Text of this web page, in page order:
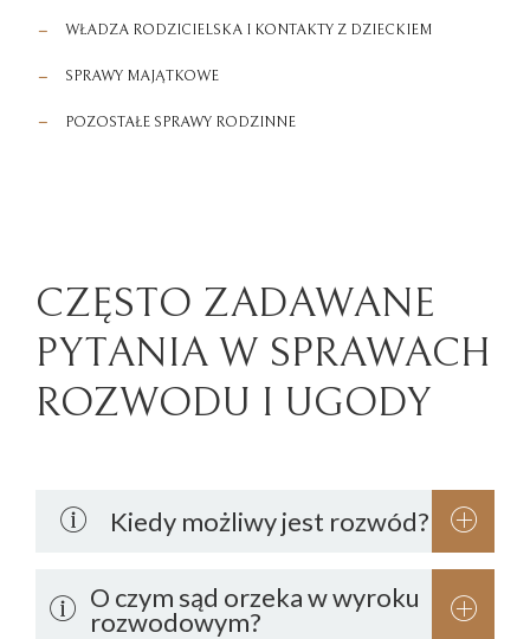
WŁADZA RODZICIELSKA I KONTAKTY Z DZIECKIEM
SPRAWY MAJĄTKOWE
POZOSTAŁE SPRAWY RODZINNE
CZĘSTO ZADAWANE
PYTANIA W SPRAWACH
ROZWODU I UGODY
Kiedy możliwy jest rozwód?
O czym sąd orzeka w wyroku
rozwodowym?